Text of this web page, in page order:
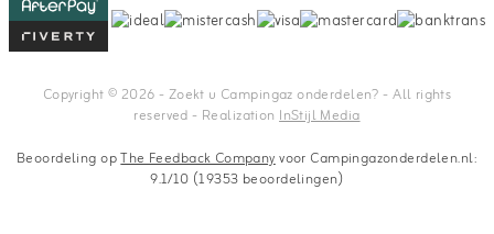
Copyright © 2026 - Zoekt u Campingaz onderdelen? - All rights
reserved - RealizationInStijl Media
Beoordeling opThe Feedback Companyvoor Campingazonderdelen.nl:
9.1/10 (19353 beoordelingen)